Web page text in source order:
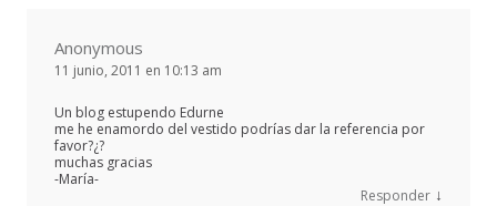
Anonymous
11 junio, 2011 en 10:13 am
Un blog estupendo Edurne
me he enamordo del vestido podrías dar la referencia por
favor?¿?
muchas gracias
-María-
Responder ↓